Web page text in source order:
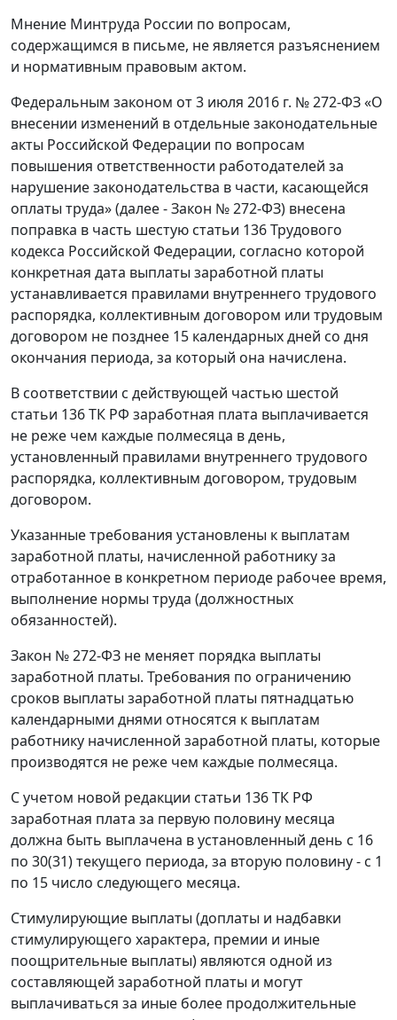
Мнение Минтруда России по вопросам,
содержащимся в письме, не является разъяснением
и нормативным правовым актом.
Федеральным законом от 3 июля 2016 г. № 272-ФЗ «О
внесении изменений в отдельные законодательные
акты Российской Федерации по вопросам
повышения ответственности работодателей за
нарушение законодательства в части, касающейся
оплаты труда» (далее - Закон № 272-ФЗ) внесена
поправка в часть шестую статьи 136 Трудового
кодекса Российской Федерации, согласно которой
конкретная дата выплаты заработной платы
устанавливается правилами внутреннего трудового
распорядка, коллективным договором или трудовым
договором не позднее 15 календарных дней со дня
окончания периода, за который она начислена.
В соответствии с действующей частью шестой
статьи 136 ТК РФ заработная плата выплачивается
не реже чем каждые полмесяца в день,
установленный правилами внутреннего трудового
распорядка, коллективным договором, трудовым
договором.
Указанные требования установлены к выплатам
заработной платы, начисленной работнику за
отработанное в конкретном периоде рабочее время,
выполнение нормы труда (должностных
обязанностей).
Закон № 272-ФЗ не меняет порядка выплаты
заработной платы. Требования по ограничению
сроков выплаты заработной платы пятнадцатью
календарными днями относятся к выплатам
работнику начисленной заработной платы, которые
производятся не реже чем каждые полмесяца.
С учетом новой редакции статьи 136 ТК РФ
заработная плата за первую половину месяца
должна быть выплачена в установленный день с 16
по 30(31) текущего периода, за вторую половину - с 1
по 15 число следующего месяца.
Стимулирующие выплаты (доплаты и надбавки
стимулирующего характера, премии и иные
поощрительные выплаты) являются одной из
составляющей заработной платы и могут
выплачиваться за иные более продолжительные